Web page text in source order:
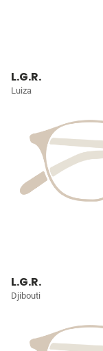
L.G.R.
Luiza
L.G.R.
Djibouti